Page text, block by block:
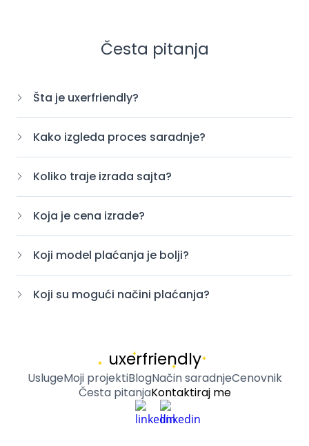
Česta pitanja
Šta je uxerfriendly?
Kako izgleda proces saradnje?
Koliko traje izrada sajta?
Koja je cena izrade?
Koji model plaćanja je bolji?
Koji su mogući načini plaćanja?
uxerfriendly
UslugeMoji projektiBlogNačin saradnjeCenovnik
Česta pitanjaKontaktiraj me